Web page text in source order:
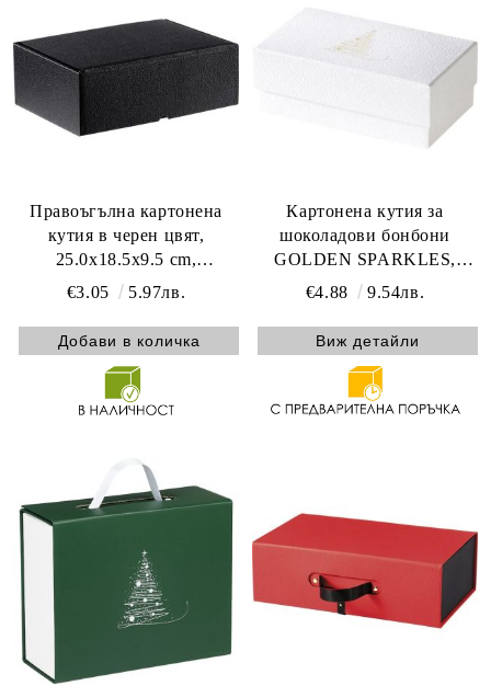
Правоъгълна картонена
кутия в черен цвят,
25.0x18.5x9.5 cm,
CPV001S-K
€3.05 5.97лв.
Картонена кутия за
шоколадови бонбони
GOLDEN SPARKLES,
текстура бяло/златно топъл
9.8 x 6.2 cm, PC301MW
€4.88 9.54лв.
Виж детайли